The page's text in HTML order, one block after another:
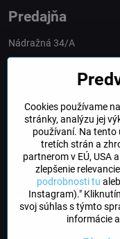
Predajňa
Nádražná 34/A
Otváracie
PO, UT, STR, ŠT:
PIA: 8.00 - 16.00
DogFriendly
Psíky sú u nás
Cookies používame
stránky, analýzu jej
používaní. Na tento
tretích strán a
partnerom v EÚ, USA
zlepšenie
podrobnosti tu
Instagram)."
svoj súhlas s týmto
informácie